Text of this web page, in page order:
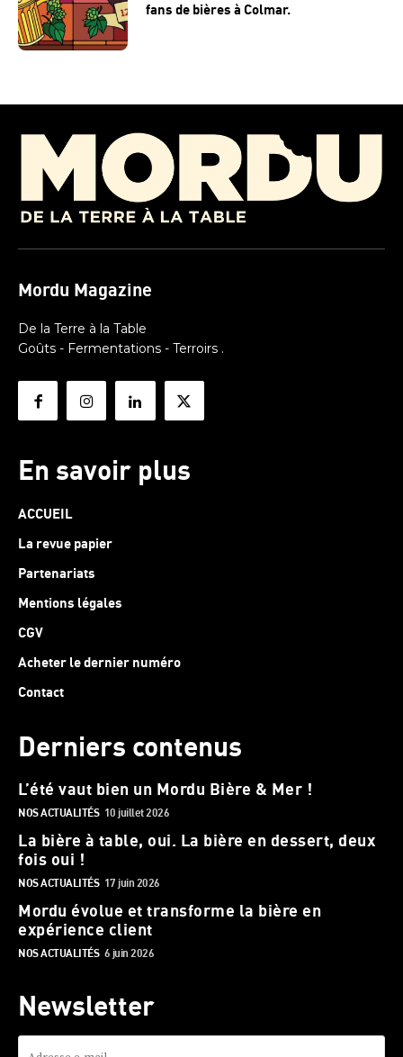
fans de bières à Colmar.
Mordu Magazine
De la Terre à la Table
Goûts - Fermentations - Terroirs .
En savoir plus
ACCUEIL
La revue papier
Partenariats
Mentions légales
CGV
Acheter le dernier numéro
Contact
Derniers contenus
L’été vaut bien un Mordu Bière & Mer !
NOS ACTUALITÉS 10 juillet 2026
La bière à table, oui. La bière en dessert, deux
fois oui !
NOS ACTUALITÉS 17 juin 2026
Mordu évolue et transforme la bière en
expérience client
NOS ACTUALITÉS 6 juin 2026
Newsletter